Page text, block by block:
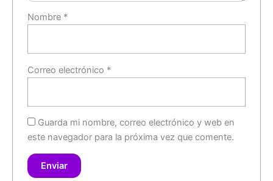
Nombre *
Correo electrónico *
Guarda mi nombre, correo electrónico y web en
este navegador para la próxima vez que comente.